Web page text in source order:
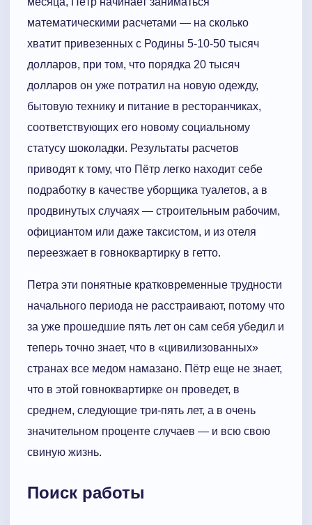
математическими расчетами — на сколько
хватит привезенных с Родины 5-10-50 тысяч
долларов, при том, что порядка 20 тысяч
долларов он уже потратил на новую одежду,
бытовую технику и питание в ресторанчиках,
соответствующих его новому социальному
статусу шоколадки. Результаты расчетов
приводят к тому, что Пётр легко находит себе
подработку в качестве уборщика туалетов, а в
продвинутых случаях — строительным рабочим,
официантом или даже таксистом, и из отеля
переезжает в говноквартирку в гетто.
Петра эти понятные кратковременные трудности
начального периода не расстраивают, потому что
за уже прошедшие пять лет он сам себя убедил и
теперь точно знает, что в «цивилизованных»
странах все медом намазано. Пётр еще не знает,
что в этой говноквартирке он проведет, в
среднем, следующие три-пять лет, а в очень
значительном проценте случаев — и всю свою
свиную жизнь.
Поиск работы